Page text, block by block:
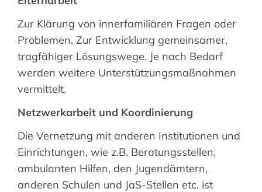
Zur Klärung von innerfamiliären Fragen oder
Problemen. Zur Entwicklung gemeinsamer,
tragfähiger Lösungswege. Je nach Bedarf
werden weitere Unterstützungsmaßnahmen
vermittelt.
Netzwerkarbeit und Koordinierung
Die Vernetzung mit anderen Institutionen und
Einrichtungen, wie z.B. Beratungsstellen,
ambulanten Hilfen, den Jugendämtern,
anderen Schulen und JaS-Stellen etc. ist